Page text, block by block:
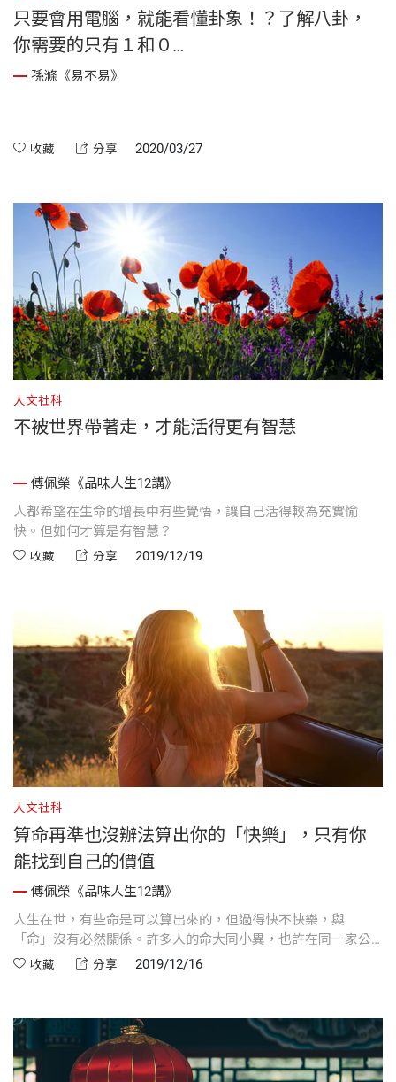
只要會用電腦，就能看懂卦象！？了解八卦，
你需要的只有１和０…
孫滌《易不易》
收藏 分享 2020/03/27
人文社科
不被世界帶著走，才能活得更有智慧
傅佩榮《品味人生12講》
人都希望在生命的增長中有些覺悟，讓自己活得較為充實愉
快。但如何才算是有智慧？
收藏 分享 2019/12/19
人文社科
算命再準也沒辦法算出你的「快樂」，只有你
能找到自己的價值
傅佩榮《品味人生12講》
人生在世，有些命是可以算出來的，但過得快不快樂，與
「命」沒有必然關係。許多人的命大同小異，也許在同一家公
司工作，有類似的發展，卻不見得有同樣快樂的品質。快樂是
收藏 分享 2019/12/16